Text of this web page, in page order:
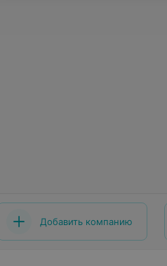
Добавить компанию